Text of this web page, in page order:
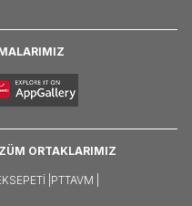
ORTAKLARIMIZ
| PTTAVM |